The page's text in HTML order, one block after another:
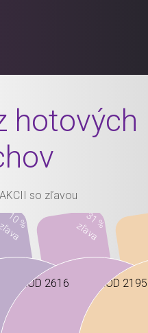
hotových
so zľavou
10 % 31 %
zľava